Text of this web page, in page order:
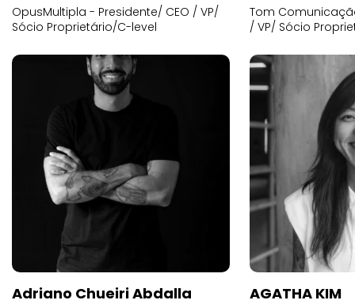
OpusMultipla - Presidente/ CEO / VP/
Sócio Proprietário/C-level
Tom
/ VP/ Sócio
Adriano Chueiri Abdalla AGATHA KIM